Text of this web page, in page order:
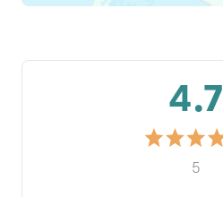
4.7
5